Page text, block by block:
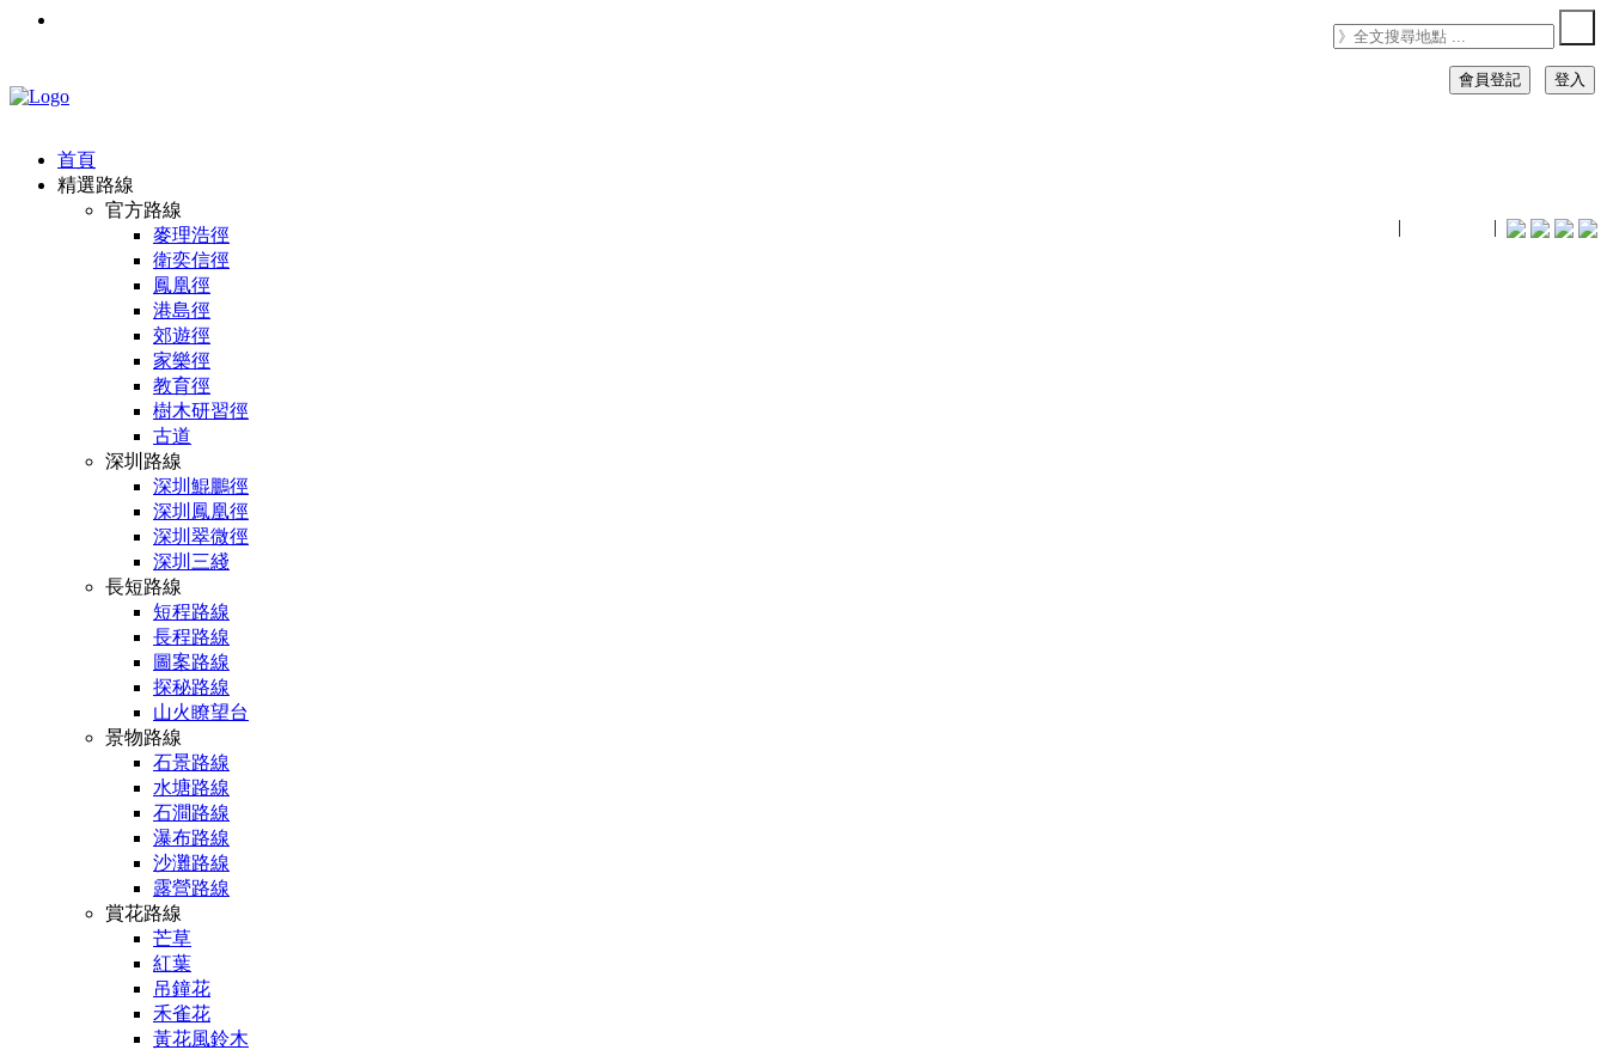
| |
會員登記 登入
首頁
精選路線
官方路線
麥理浩徑
衛奕信徑
鳳凰徑
港島徑
郊遊徑
家樂徑
教育徑
樹木研習徑
古道
深圳路線
深圳鯤鵬徑
深圳鳳凰徑
深圳翠微徑
深圳三綫
長短路線
短程路線
長程路線
圖案路線
探秘路線
山火瞭望台
景物路線
石景路線
水塘路線
石澗路線
瀑布路線
沙灘路線
露營路線
賞花路線
芒草
紅葉
吊鐘花
禾雀花
黃花風鈴木